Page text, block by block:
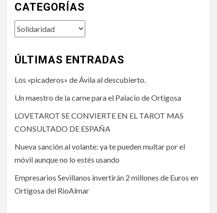
CATEGORÍAS
Categorías
ÚLTIMAS ENTRADAS
Los «picaderos» de Ávila al descubierto.
Un maestro de la carne para el Palacio de Ortigosa
LOVETAROT SE CONVIERTE EN EL TAROT MAS
CONSULTADO DE ESPAÑA
Nueva sanción al volante: ya te pueden multar por el
móvil aunque no lo estés usando
Empresarios Sevillanos invertirán 2 millones de Euros en
Ortigosa del RioAlmar